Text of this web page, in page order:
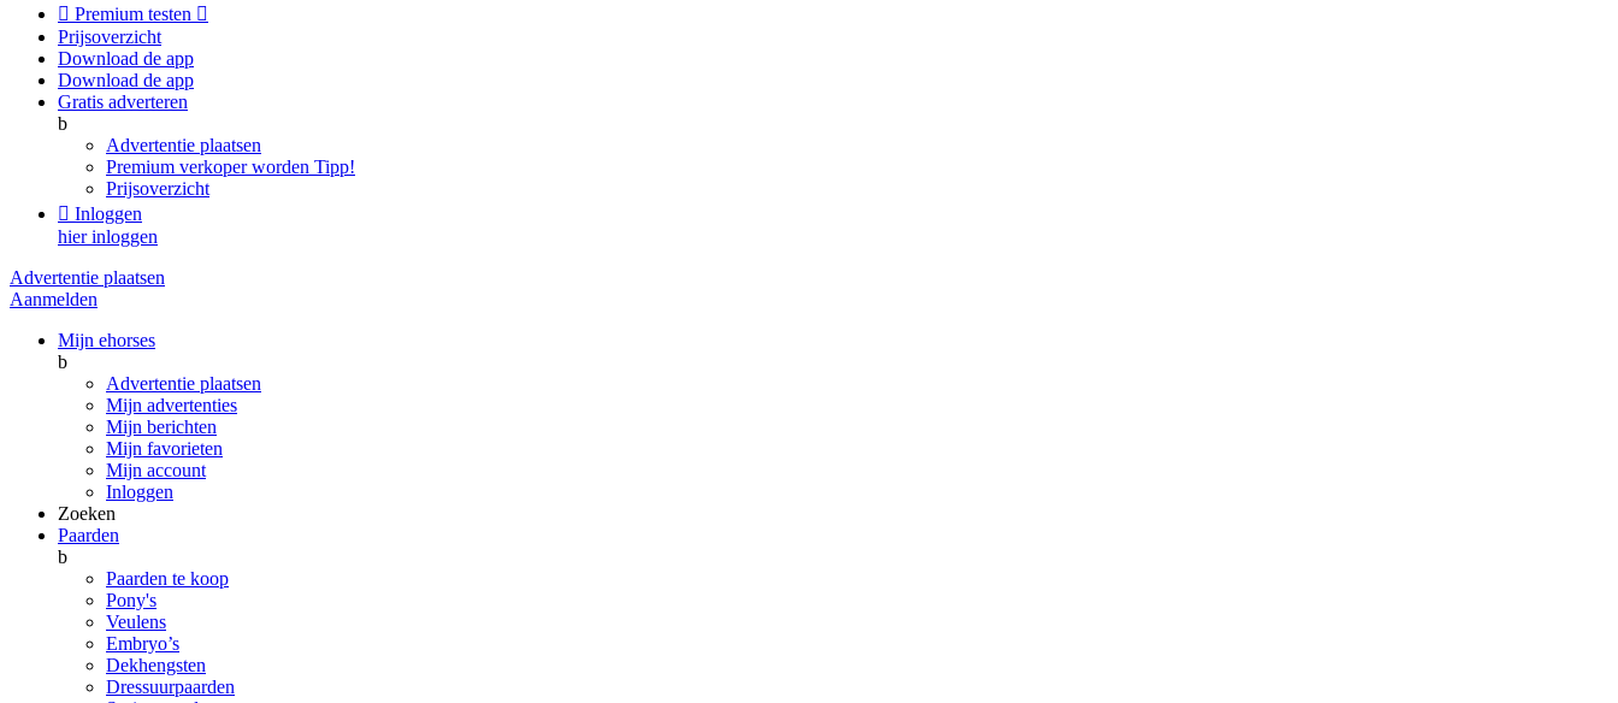
 Premium testen 
Prijsoverzicht
Download de app
Download de app
Gratis adverteren
b
Advertentie plaatsen
Premium verkoper worden Tipp!
Prijsoverzicht
 Inloggen
hier inloggen
Advertentie plaatsen
Aanmelden
Mijn ehorses
b
Advertentie plaatsen
Mijn advertenties
Mijn berichten
Mijn favorieten
Mijn account
Inloggen
Zoeken
Paarden
b
Paarden te koop
Pony's
Veulens
Embryo’s
Dekhengsten
Dressuurpaarden